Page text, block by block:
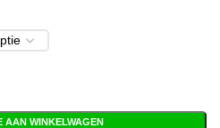
volgende
AAN WINKELWAGEN